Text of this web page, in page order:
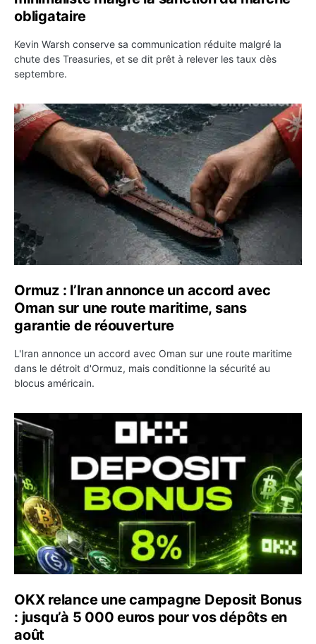
obligataire
Kevin Warsh conserve sa communication réduite malgré la
chute des Treasuries, et se dit prêt à relever les taux dès
septembre.
Ormuz : l’Iran annonce un accord avec Oman sur une
Ormuz : l’Iran annonce un accord avec
Oman sur une route maritime, sans
garantie de réouverture
L'Iran annonce un accord avec Oman sur une route maritime
dans le détroit d'Ormuz, mais conditionne la sécurité au
blocus américain.
OKX relance une campagne Deposit Bonus : jusqu’à 5
OKX relance une campagne Deposit Bonus
: jusqu’à 5 000 euros pour vos dépôts en
août